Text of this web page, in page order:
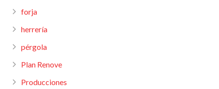
forja
herrería
pérgola
Plan Renove
Producciones